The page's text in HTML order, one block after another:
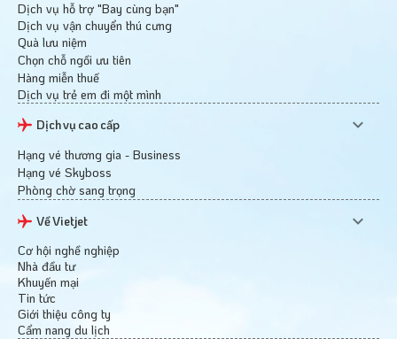
Dịch vụ hỗ trợ "Bay cùng bạn"
Dịch vụ vận chuyển thú cưng
Quà lưu niệm
Chọn chỗ ngồi ưu tiên
Hàng miễn thuế
Dịch vụ trẻ em đi một mình
Dịch vụ cao cấp
Hạng vé thương gia - Business
Hạng vé Skyboss
Phòng chờ sang trọng
Về Vietjet
Cơ hội nghề nghiệp
Nhà đầu tư
Khuyến mại
Tin tức
Giới thiệu công ty
Cẩm nang du lịch